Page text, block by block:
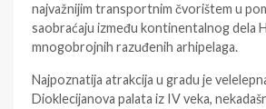
najvažnijim transportnim čvorištem u
saobraćaju između kontinentalnog dela
mnogobrojnih razuđenih arhipelaga.
Najpoznatija atrakcija u gradu je
Dioklecijanova palata iz IV veka,